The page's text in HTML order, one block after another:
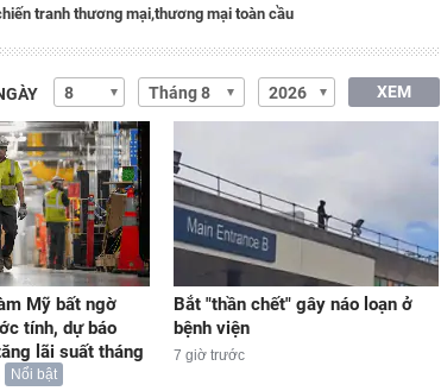
tranh thương mại,thương mại toàn cầu
XEM
Mỹ bất ngờ
tính, dự báo
lãi suất tháng
Nổi bật
Bắt "thần chết" gây náo loạn ở
bệnh viện
7 giờ trước